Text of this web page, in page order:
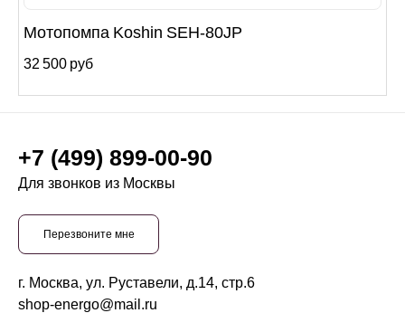
Мотопомпа Koshin SEH-80JP
32 500 руб
+7 (499) 899-00-90
Для звонков из Москвы
Перезвоните мне
г. Москва, ул. Руставели, д.14, стр.6
shop-energo@mail.ru